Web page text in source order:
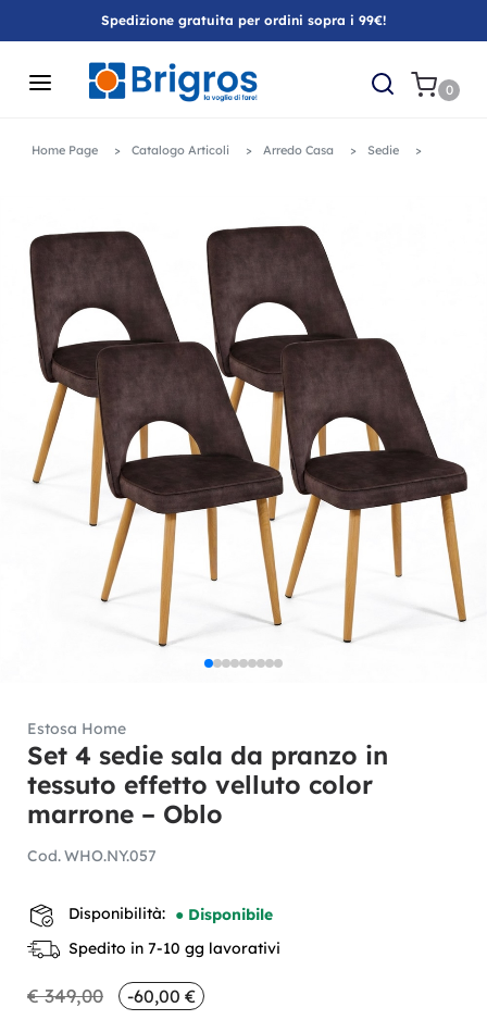
Spedizione gratuita per ordini sopra i 99€!
0
Home Page Catalogo Articoli Arredo Casa Sedie
Estosa Home
Set 4 sedie sala da pranzo in
tessuto effetto velluto color
marrone – Oblo
Cod.WHO.NY.057
Disponibilità: ● Disponibile
Spedito in 7-10 gg lavorativi
€ 349,00 -60,00 €